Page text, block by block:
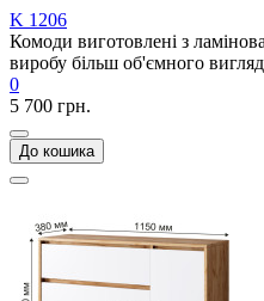
K 1206
Комоди виготовлені з
виробу більш об'ємного
0
5 700 грн.
До кошика